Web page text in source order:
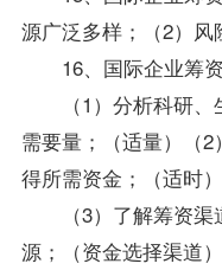
源广泛多样；（2）风
16、国际企业筹资
（1）分析科研、
需要量；（适量）（
得所需资金；（适时）
（3）了解筹资渠
源；（资金选择渠道